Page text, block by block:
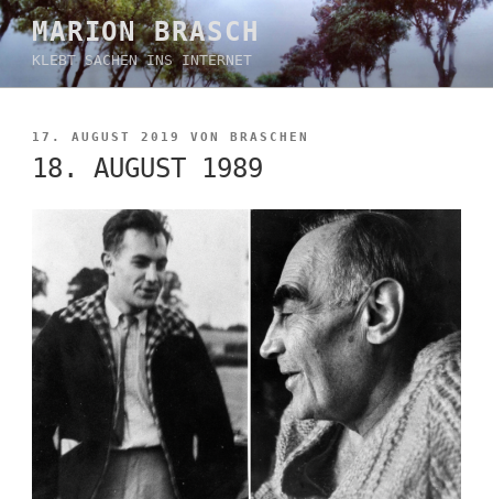
Zum
Inhalt
springen
MARION BRASCH
KLEBT SACHEN INS INTERNET
VERÖFFENTLICHT
AM
17. AUGUST 2019 VON BRASCHEN
18. AUGUST 1989